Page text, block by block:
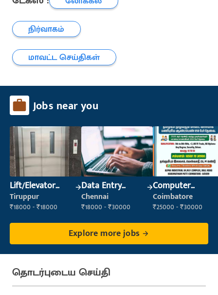
நிர்வாகம்
மாவட்ட செய்திகள்
Jobs near you
Lift/Elevator
Technician
Tiruppur
₹18000 - ₹18000
Data Entry
Operator
Chennai
₹18000 - ₹30000
Computer
Operator
Coimbatore
₹25000 - ₹30000
Explore more jobs
தொடர்புடைய செய்தி